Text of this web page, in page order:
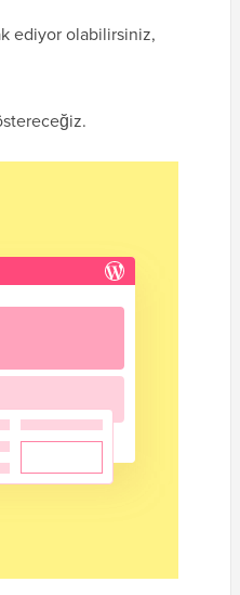
ediyor olabilirsiniz,